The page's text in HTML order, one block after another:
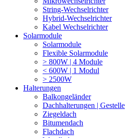
String-Wechselrichter
Hybrid-Wechselrichter
Kabel Wechselrichter
Solarmodule
Solarmodule
Flexible Solarmodule
> 800W | 4 Module
< 600W | 1 Modul
> 2500W
Halterungen
Balkongeländer
Dachhalterungen | Gestelle
Ziegeldach
Bitumendach
Flachdach